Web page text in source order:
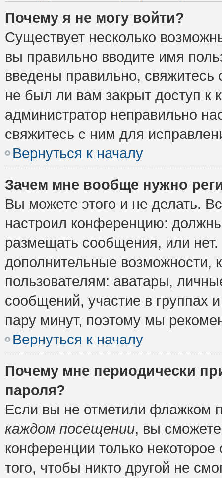
Почему я не могу войти?
Существует несколько
вы правильно вводите имя
введены правильно,
не был ли вам закрыт доступ к
администратор неправильно
свяжитесь с ним для
Вернуться к началу
Зачем мне вообще нужно
Вы можете этого и не делать.
настроил конференцию:
размещать сообщения, или
дополнительные возможности,
пользователям: аватары,
сообщений, участие в группах
пару минут, поэтому мы
Вернуться к началу
Почему мне периодически
пароля?
Если вы не отметили флажком
каждом посещении, вы
конференции только
того, чтобы никто другой не